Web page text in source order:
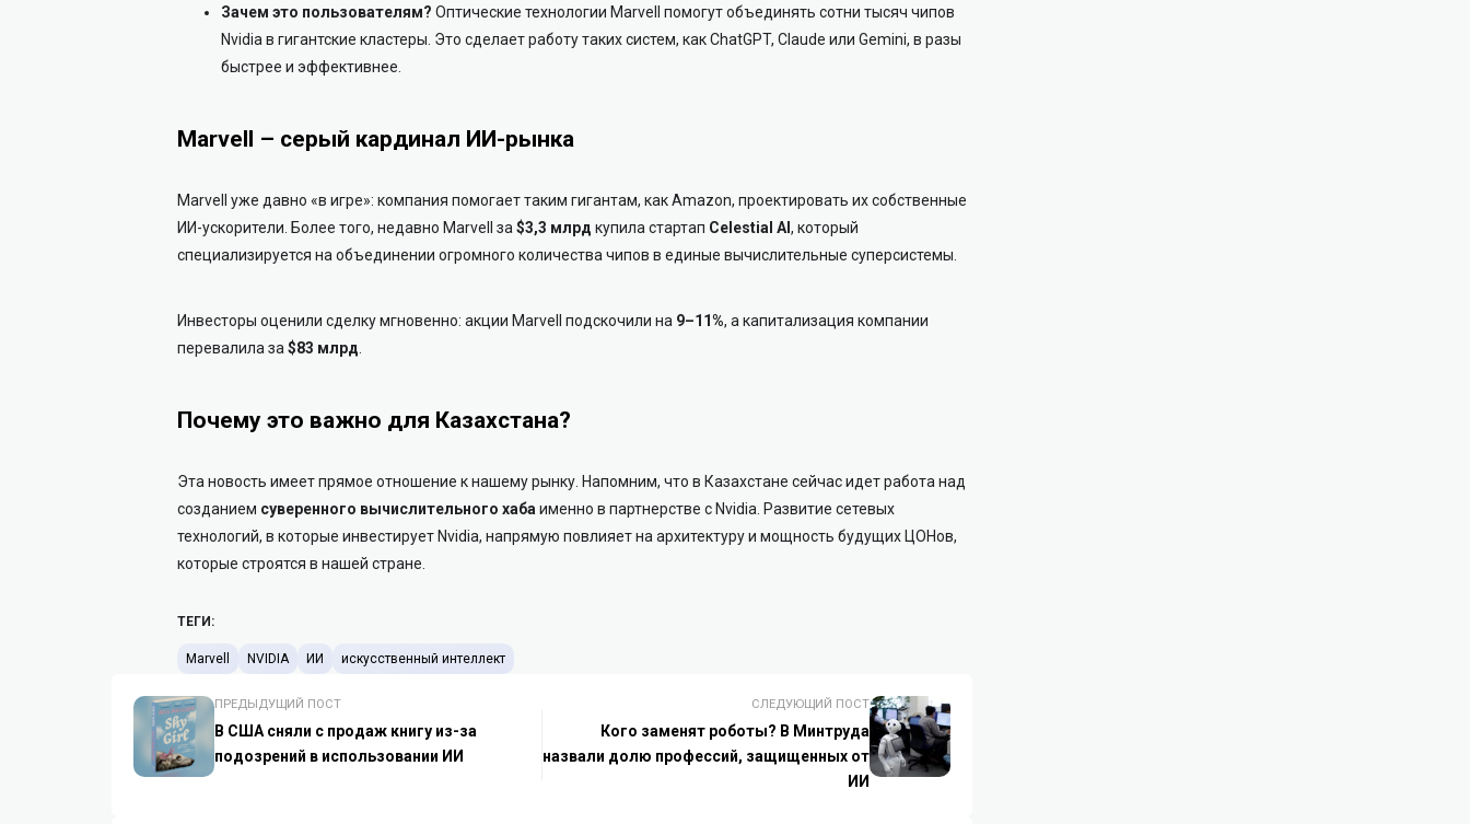
Зачем это пользователям? Оптические технологии Marvell помогут объединять сотни тысяч чипов
Nvidia в гигантские кластеры. Это сделает работу таких систем, как ChatGPT, Claude или Gemini, в разы
быстрее и эффективнее.
Marvell – серый кардинал ИИ-рынка
Marvell уже давно «в игре»: компания помогает таким гигантам, как Amazon, проектировать их собственные
ИИ-ускорители. Более того, недавно Marvell за$3,3 млрд купила стартап Celestial AI, который
специализируется на объединении огромного количества чипов в единые вычислительные суперсистемы.
Инвесторы оценили сделку мгновенно: акции Marvell подскочили на 9–11%, а капитализация компании
перевалила за$83 млрд.
Почему это важно для Казахстана?
Эта новость имеет прямое отношение к нашему рынку. Напомним, что в Казахстане сейчас идет работа над
созданием суверенного вычислительного хабаименно в партнерстве с Nvidia. Развитие сетевых
технологий, в которые инвестирует Nvidia, напрямую повлияет на архитектуру и мощность будущих ЦОНов,
которые строятся в нашей стране.
ТЕГИ:
Marvell NVIDIA ИИ искусственный интеллект
ПРЕДЫДУЩИЙ ПОСТ
В США сняли с продаж книгу из-за
подозрений в использовании ИИ
СЛЕДУЮЩИЙ ПОСТ
Кого заменят роботы? В Минтруда
назвали долю профессий, защищенных от
ИИ